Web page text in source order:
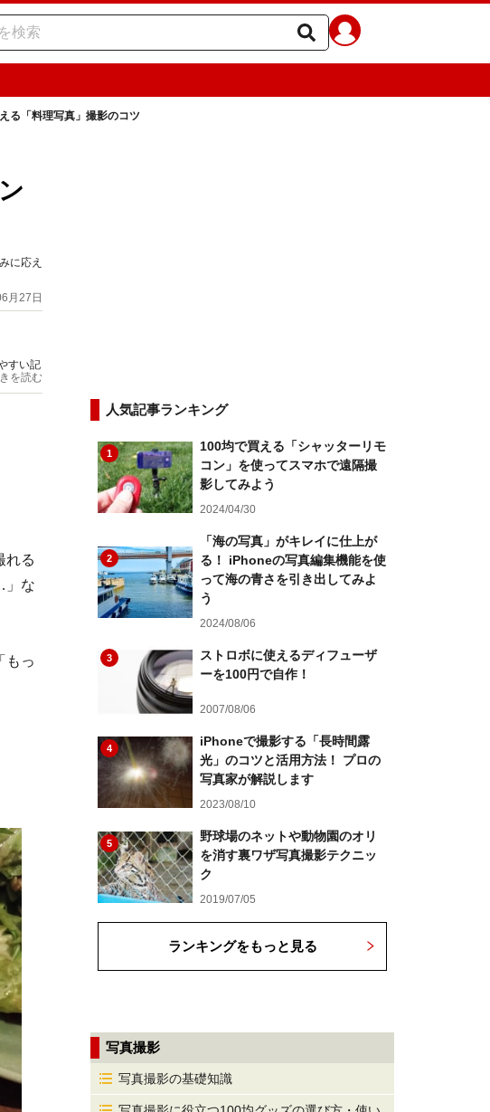
る「料理写真」撮影のコツ
に応え
月27日
すい記
影がよ
を読む
れる
」な
もっ
人気記事ランキング
1
100均で買える「シャッターリモ
コン」を使ってスマホで遠隔撮
影してみよう
2024/04/30
2
「海の写真」がキレイに仕上が
る！ iPhoneの写真編集機能を使
って海の青さを引き出してみよ
う
2024/08/06
3
ストロボに使えるディフューザ
ーを100円で自作！
2007/08/06
4
iPhoneで撮影する「長時間露
光」のコツと活用方法！ プロの
写真家が解説します
2023/08/10
5
野球場のネットや動物園のオリ
を消す裏ワザ写真撮影テクニッ
ク
2019/07/05
ランキングをもっと見る
写真撮影
写真撮影の基礎知識